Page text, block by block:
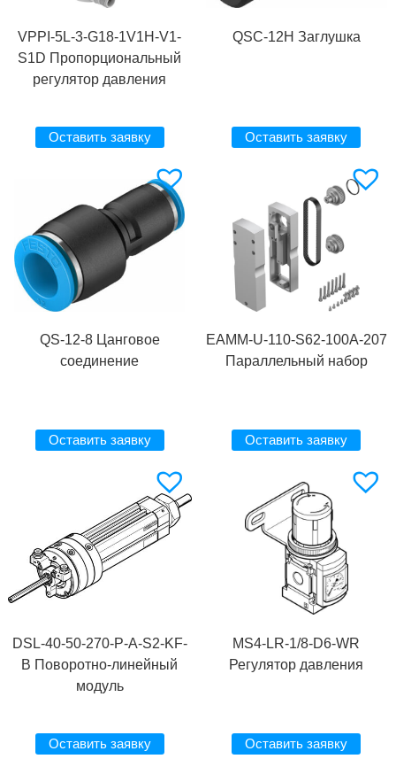
VPPI-5L-3-G18-1V1H-V1-
S1D Пропорциональный
регулятор давления
Оставить заявку
QSC-12H Заглушка
Оставить заявку
QS-12-8 Цанговое
соединение
Оставить заявку
EAMM-U-110-S62-100A-207
Параллельный набор
Оставить заявку
DSL-40-50-270-P-A-S2-KF-
B Поворотно-линейный
модуль
Оставить заявку
MS4-LR-1/8-D6-WR
Регулятор давления
Оставить заявку